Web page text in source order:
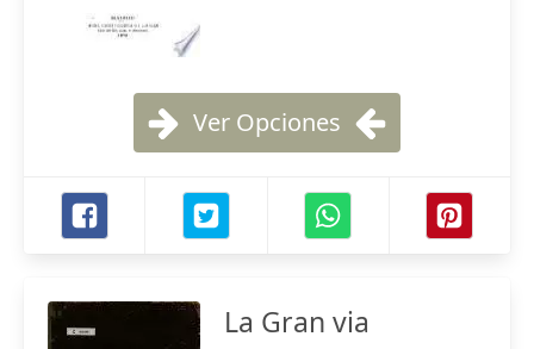
Ver Opciones
La Gran via